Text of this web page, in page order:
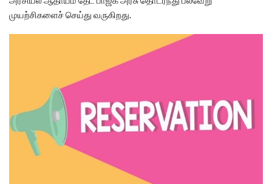
முயற்சிகளைச் செய்து வருகிறது.